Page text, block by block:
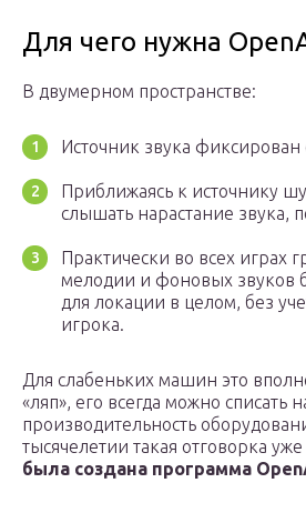
Для чего нужна
В двумерном пространстве:
Источник звука фиксирован
Приближаясь к источнику
слышать нарастание звука,
Практически во всех играх
мелодии и фоновых звуков
для локации в целом, без
игрока.
Для слабеньких машин это
«ляп», его всегда можно списать
производительность
тысячелетии такая отговорка
была создана программа